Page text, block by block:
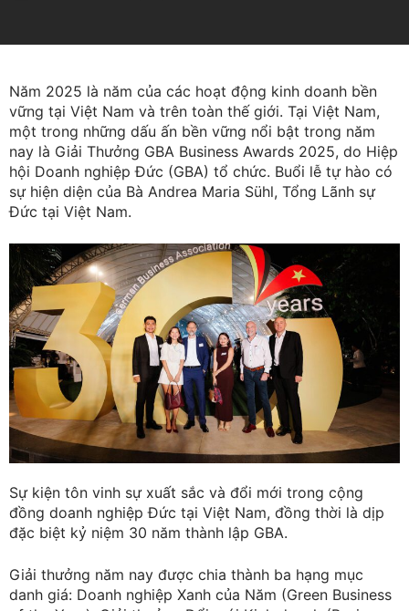
Năm 2025 là năm của các hoạt động kinh doanh bền
vững tại Việt Nam và trên toàn thế giới. Tại Việt Nam,
một trong những dấu ấn bền vững nổi bật trong năm
nay là Giải Thưởng GBA Business Awards 2025, do Hiệp
hội Doanh nghiệp Đức (GBA) tổ chức. Buổi lễ tự hào có
sự hiện diện của Bà Andrea Maria Sühl, Tổng Lãnh sự
Đức tại Việt Nam.
Sự kiện tôn vinh sự xuất sắc và đổi mới trong cộng
đồng doanh nghiệp Đức tại Việt Nam, đồng thời là dịp
đặc biệt kỷ niệm 30 năm thành lập GBA.
Giải thưởng năm nay được chia thành ba hạng mục
danh giá: Doanh nghiệp Xanh của Năm (Green Business